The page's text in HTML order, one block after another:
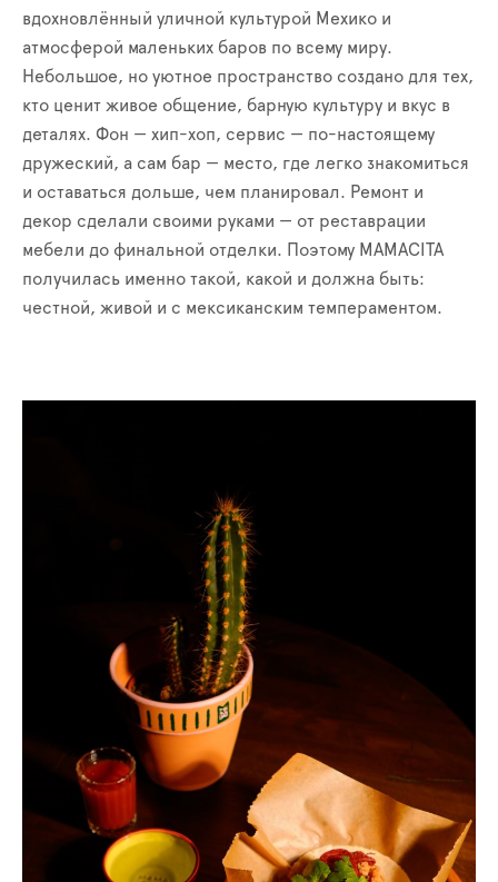
вдохновлённый уличной культурой Мехико и
атмосферой маленьких баров по всему миру.
Небольшое, но уютное пространство создано для тех,
кто ценит живое общение, барную культуру и вкус в
деталях. Фон — хип-хоп, сервис — по-настоящему
дружеский, а сам бар — место, где легко знакомиться
и оставаться дольше, чем планировал. Ремонт и
декор сделали своими руками — от реставрации
мебели до финальной отделки. Поэтому MAMACITA
получилась именно такой, какой и должна быть:
честной, живой и с мексиканским темпераментом.